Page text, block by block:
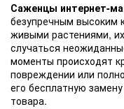
Саженцы интернет-
безупречным высоким
живыми растениями,
случаться
моменты происходят
повреждении или
его бесплатную
товара.